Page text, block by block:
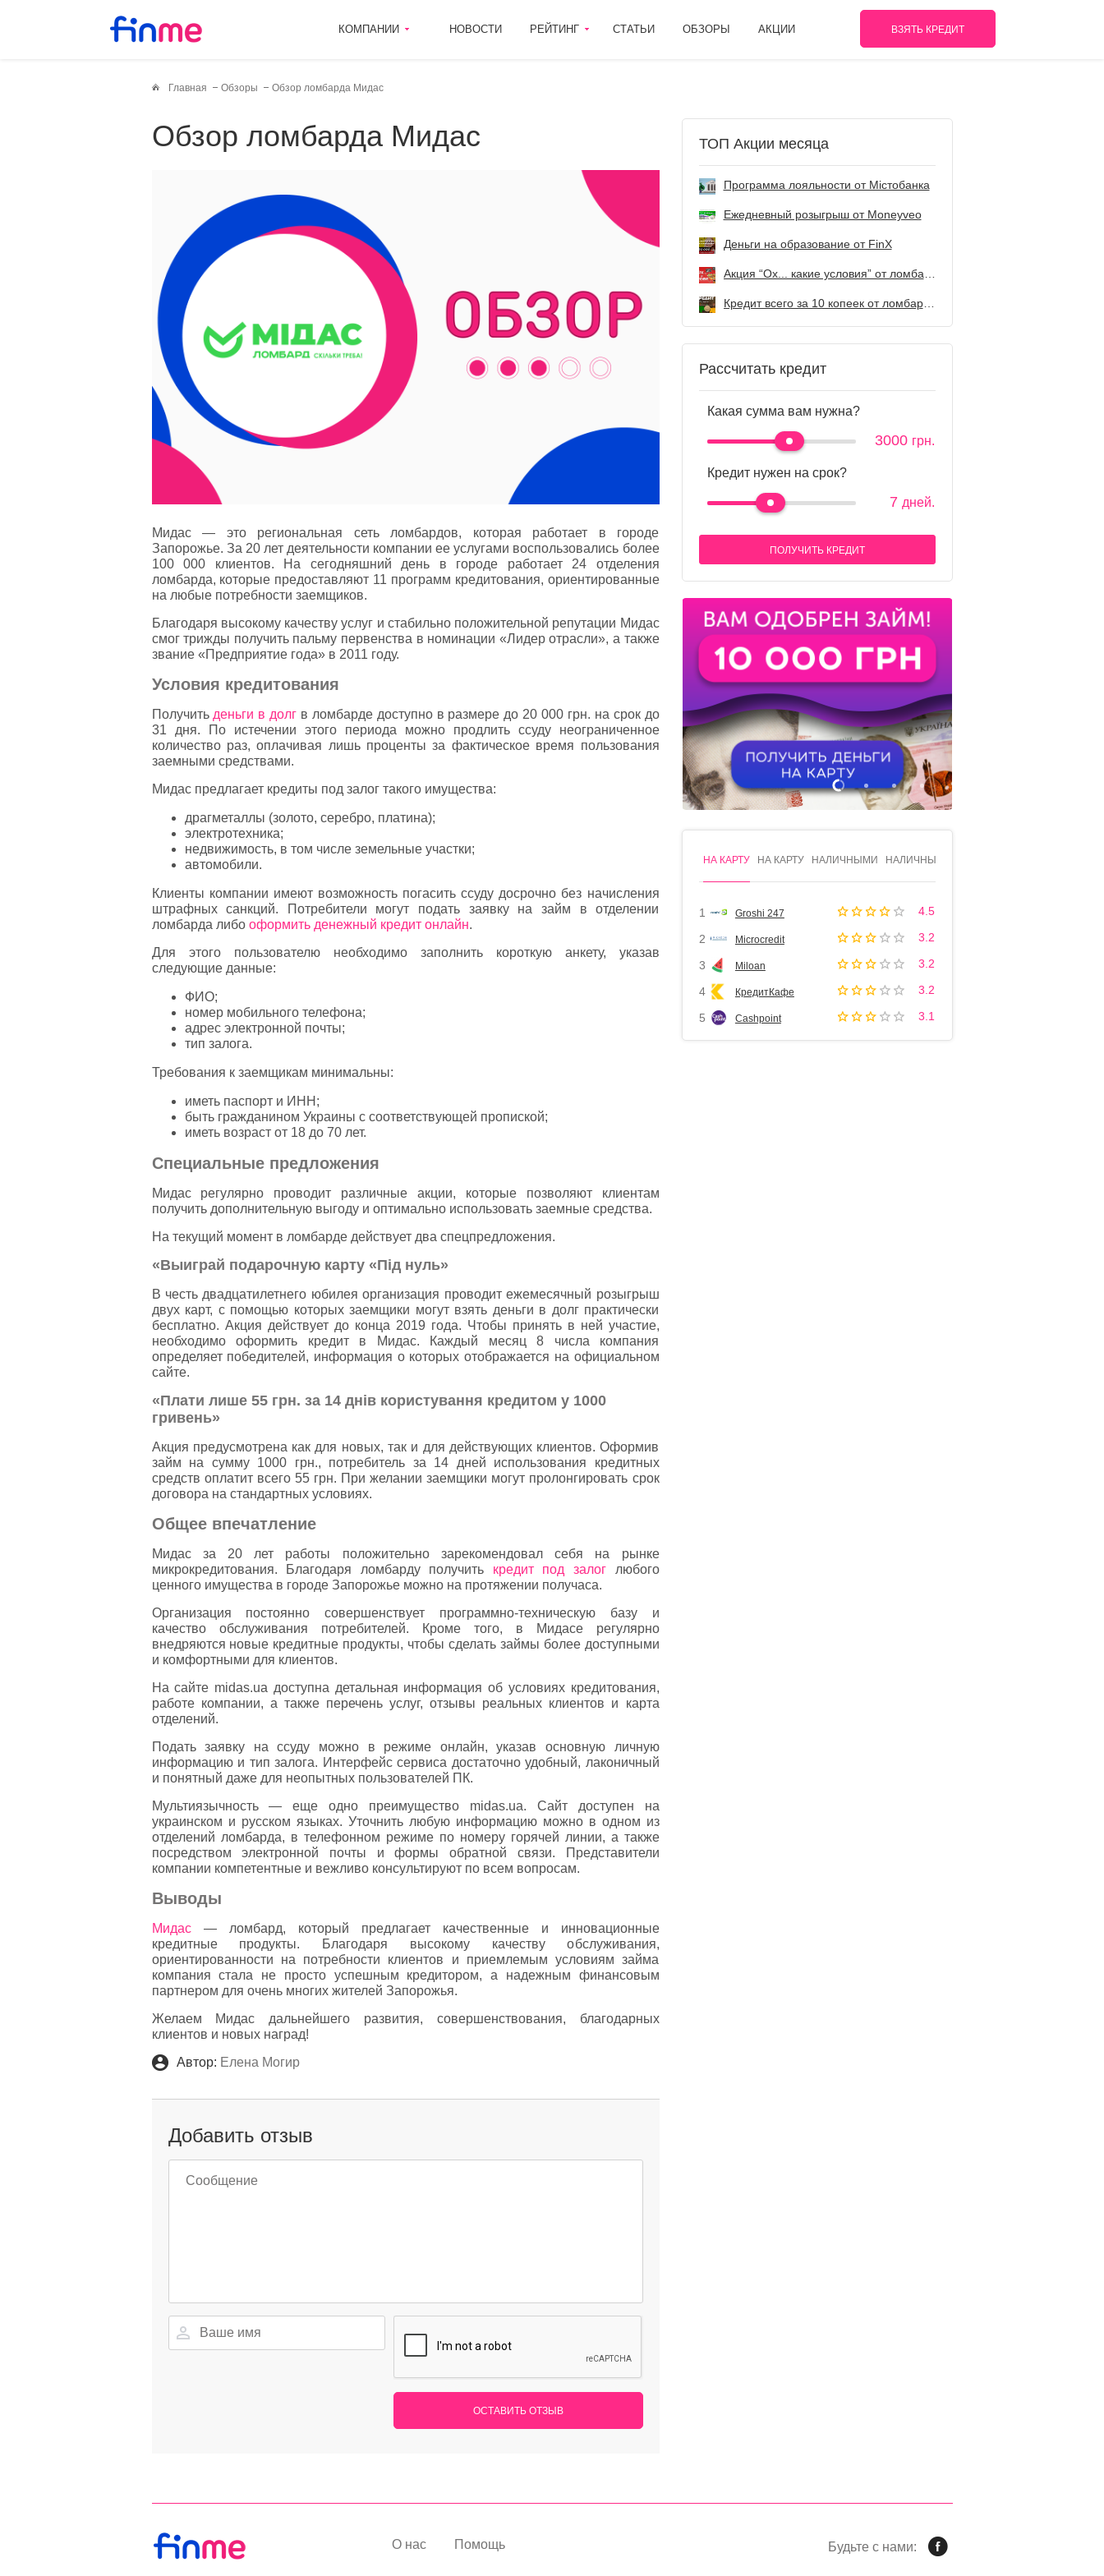
КОМПАНИИ НОВОСТИ РЕЙТИНГ СТАТЬИ ОБЗОРЫ АКЦИИ ВЗЯТЬ КРЕДИТ
Главная Обзоры Обзор ломбарда Мидас
Обзор ломбарда Мидас
Мидас — это региональная сеть ломбардов, которая работает в городе
Запорожье. За 20 лет деятельности компании ее услугами воспользовались более
100 000 клиентов. На сегодняшний день в городе работает 24 отделения
ломбарда, которые предоставляют 11 программ кредитования, ориентированные
на любые потребности заемщиков.
Благодаря высокому качеству услуг и стабильно положительной репутации Мидас
смог трижды получить пальму первенства в номинации «Лидер отрасли», а также
звание «Предприятие года» в 2011 году.
Условия кредитования
Получить деньги в долг в ломбарде доступно в размере до 20 000 грн. на срок до
31 дня. По истечении этого периода можно продлить ссуду неограниченное
количество раз, оплачивая лишь проценты за фактическое время пользования
заемными средствами.
Мидас предлагает кредиты под залог такого имущества:
драгметаллы (золото, серебро, платина);
электротехника;
недвижимость, в том числе земельные участки;
автомобили.
Клиенты компании имеют возможность погасить ссуду досрочно без начисления
штрафных санкций. Потребители могут подать заявку на займ в отделении
ломбарда либо оформить денежный кредит онлайн.
Для этого пользователю необходимо заполнить короткую анкету, указав
следующие данные:
ФИО;
номер мобильного телефона;
адрес электронной почты;
тип залога.
Требования к заемщикам минимальны:
иметь паспорт и ИНН;
быть гражданином Украины с соответствующей пропиской;
иметь возраст от 18 до 70 лет.
Специальные предложения
Мидас регулярно проводит различные акции, которые позволяют клиентам
получить дополнительную выгоду и оптимально использовать заемные средства.
На текущий момент в ломбарде действует два спецпредложения.
«Выиграй подарочную карту «Під нуль»
В честь двадцатилетнего юбилея организация проводит ежемесячный розыгрыш
двух карт, с помощью которых заемщики могут взять деньги в долг практически
бесплатно. Акция действует до конца 2019 года. Чтобы принять в ней участие,
необходимо оформить кредит в Мидас. Каждый месяц 8 числа компания
определяет победителей, информация о которых отображается на официальном
сайте.
«Плати лише 55 грн. за 14 днів користування кредитом у 1000
гривень»
Акция предусмотрена как для новых, так и для действующих клиентов. Оформив
займ на сумму 1000 грн., потребитель за 14 дней использования кредитных
средств оплатит всего 55 грн. При желании заемщики могут пролонгировать срок
договора на стандартных условиях.
Общее впечатление
Мидас за 20 лет работы положительно зарекомендовал себя на рынке
микрокредитования. Благодаря ломбарду получить кредит под залоглюбого
ценного имущества в городе Запорожье можно на протяжении получаса.
Организация постоянно совершенствует программно-техническую базу и
качество обслуживания потребителей. Кроме того, в Мидасе регулярно
внедряются новые кредитные продукты, чтобы сделать займы более доступными
и комфортными для клиентов.
На сайте midas.ua доступна детальная информация об условиях кредитования,
работе компании, а также перечень услуг, отзывы реальных клиентов и карта
отделений.
Подать заявку на ссуду можно в режиме онлайн, указав основную личную
информацию и тип залога. Интерфейс сервиса достаточно удобный, лаконичный
и понятный даже для неопытных пользователей ПК.
Мультиязычность — еще одно преимущество midas.ua. Сайт доступен на
украинском и русском языках. Уточнить любую информацию можно в одном из
отделений ломбарда, в телефонном режиме по номеру горячей линии, а также
посредством электронной почты и формы обратной связи. Представители
компании компетентные и вежливо консультируют по всем вопросам.
Выводы
Мидас— ломбард, который предлагает качественные и инновационные
кредитные продукты. Благодаря высокому качеству обслуживания,
ориентированности на потребности клиентов и приемлемым условиям займа
компания стала не просто успешным кредитором, а надежным финансовым
партнером для очень многих жителей Запорожья.
Желаем Мидас дальнейшего развития, совершенствования, благодарных
клиентов и новых наград!
Автор: Елена Могир
Добавить отзыв
ОСТАВИТЬ ОТЗЫВ
ТОП Акции месяца
Программа лояльности от Містобанка
Ежедневный розыгрыш от Мoneyveo
Деньги на образование от FinX
Кредит всего за 10 копеек от ломбарда Первый
Рассчитать кредит
Какая сумма вам нужна?
3000 грн.
Кредит нужен на срок?
7 дней.
ПОЛУЧИТЬ КРЕДИТ
1 2 3 4
НА КАРТУ НА КАРТУ НАЛИЧНЫМИ НАЛИЧНЫМИ
1 Groshi 247 4.5
2 Microcredit 3.2
3 Miloan 3.2
4 КредитКафе 3.2
5 Cashpoint 3.1
О нас Помощь Будьте с нами: